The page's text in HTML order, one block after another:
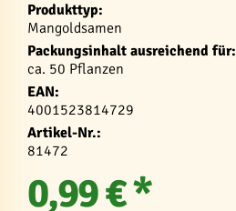
Produkttyp:
Mangoldsamen
Packungsinhalt ausreichend für:
ca. 50 Pflanzen
EAN:
4001523814729
Artikel-Nr.:
81472
0,99 € *